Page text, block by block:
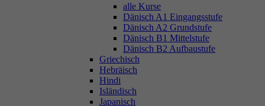
alle Kurse
Dänisch A1 Eingangsstufe
Dänisch A2 Grundstufe
Dänisch B1 Mittelstufe
Dänisch B2 Aufbaustufe
Griechisch
Hebräisch
Hindi
Isländisch
Japanisch